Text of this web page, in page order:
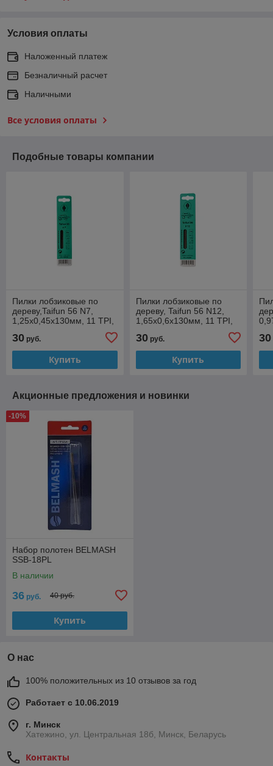
Условия оплаты
Наложенный платеж
Безналичный расчет
Наличными
Все условия оплаты
Подобные товары компании
Пилки лобзиковые по
дереву,Taifun 56 N7,
1,25x0,45х130мм, 11 TPI,
30 руб.
Купить
Пилки лобзиковые по
дереву, Taifun 56 N12,
1,65x0,6х130мм, 11 TPI,
30руб.
Купить
30
Акционные предложения и новинки
-10%
Набор полотен BELMASH
SSB-18PL
В наличии
36 руб. 40 руб.
Купить
О нас
100% положительных из 10 отзывов за год
Работает с 10.06.2019
г. Минск
Хатежино, ул. Центральная 18б, Минск, Беларусь
Контакты